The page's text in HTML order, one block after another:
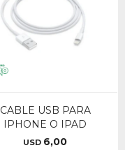
CABLE USB PARA
IPHONE O IPAD
USD 6,00